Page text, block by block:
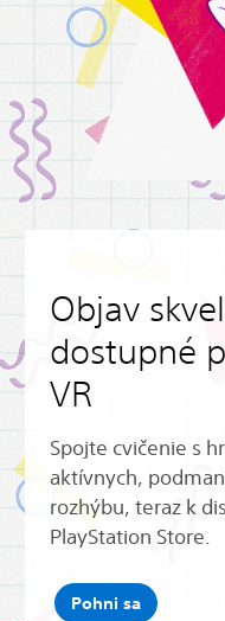
Objav
dostupné
VR
Spojte cvičenie s
aktívnych,
rozhýbu, teraz k
PlayStation Store.
Pohni sa